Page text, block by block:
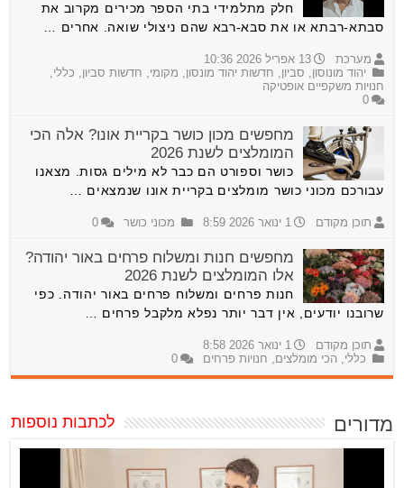
חלק מתלמידי בתי הספר מכירים מקרוב את
סבתא-רבתא או את סבא-רבא שהם ניצולי שואה. אחרים …
מערכת
13 אפריל 2026 10:36
יהוד מונוסון, סביון, חדשות יהוד מונסון, מקומי, חדשות סביון, כללי,
חנויות משקפיים אופטיקה
0
מחפשים מכון כושר בקריית אונו? אלה הכי
המומלצים לשנת 2026
כושר וספורט הם כבר לא מילים גסות. מצאנו
עבורכם מכוני כושר מומלצים בקריית אונו שנמצאים …
תוכן מקודם 1 ינואר 2026 8:59 מכוני כושר 0
מחפשים חנות ומשלוח פרחים באור יהודה?
אלו המומלצים לשנת 2026
חנות פרחים ומשלוח פרחים באור יהודה. כפי
שרובנו יודעים, אין דבר יותר נפלא מלקבל פרחים …
תוכן מקודם
1 ינואר 2026 8:58
כללי, הכי מומלצים, חנויות פרחים 0
מדורים לכתבות נוספות